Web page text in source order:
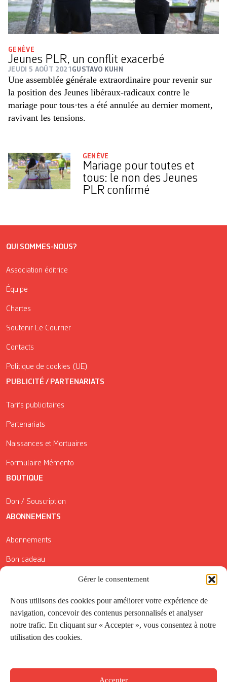
Gérer le consentement
Nous utilisons des cookies pour améliorer votre expérience de
navigation, concevoir des contenus personnalisés et analyser
notre trafic. En cliquant sur « Accepter », vous consentez à notre
utilisation des cookies.
Accepter
GENÈVE
Jeunes PLR, un conflit exacerbé
JEUDI 5 AOÛT 2021 GUSTAVO KUHN
Une assemblée générale extraordinaire pour revenir sur
la position des Jeunes libéraux-radicaux contre le
mariage pour tous·tes a été annulée au dernier moment,
ravivant les tensions.
GENÈVE
Mariage pour toutes et
tous: le non des Jeunes
PLR confirmé
QUI SOMMES-NOUS?
Association éditrice
Équipe
Chartes
Soutenir Le Courrier
Contacts
Politique de cookies (UE)
PUBLICITÉ / PARTENARIATS
Tarifs publicitaires
Partenariats
Naissances et Mortuaires
Formulaire Mémento
BOUTIQUE
Don / Souscription
ABONNEMENTS
Abonnements
Bon cadeau
Conditions générales de vente
Réductions de la Carte Côté Courrier
Application